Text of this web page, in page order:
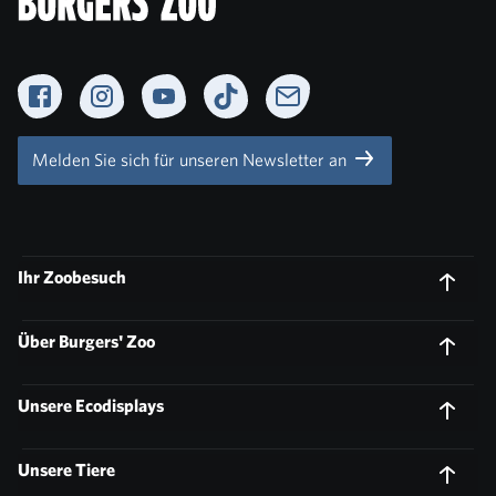
FacebookInstagramYouTubeTikTok Newsletter
Melden Sie sich für unseren Newsletter an
Ihr Zoobesuch
Über Burgers' Zoo
Unsere Ecodisplays
Unsere Tiere